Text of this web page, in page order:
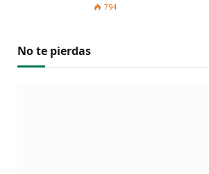
794
No te pierdas